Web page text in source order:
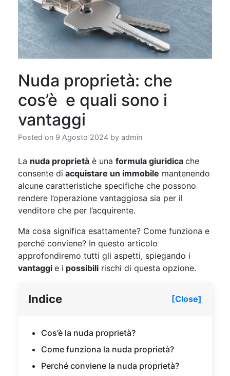
Nuda proprietà: che
cos’è e quali sono i
vantaggi
Posted on 9 Agosto 2024 by admin
La nuda proprietà è una formula giuridica che
consente di acquistare un immobile mantenendo
alcune caratteristiche specifiche che possono
rendere l’operazione vantaggiosa sia per il
venditore che per l’acquirente.
Ma cosa significa esattamente? Come funziona e
perché conviene? In questo articolo
approfondiremo tutti gli aspetti, spiegando i
vantaggi e i possibili rischi di questa opzione.
Indice [Close]
Cos’è la nuda proprietà?
Come funziona la nuda proprietà?
Perché conviene la nuda proprietà?